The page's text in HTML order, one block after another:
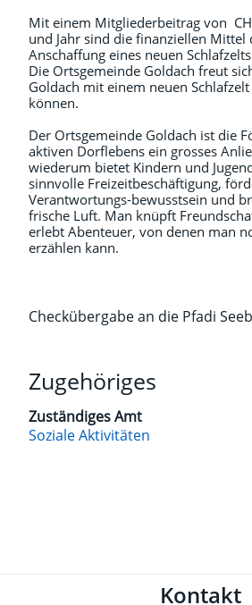
Mit einem Mitgliederbeitrag von
und Jahr sind die finanziellen Mittel
Anschaffung eines neuen
Die Ortsgemeinde Goldach freut
Goldach mit einem neuen
können.
Der Ortsgemeinde Goldach ist die
aktiven Dorflebens ein grosses
wiederum bietet Kindern und
sinnvolle Freizeitbeschäftigung,
Verantwortungs-bewusstsein und
frische Luft. Man knüpft
erlebt Abenteuer, von denen man
erzählen kann.
Checkübergabe an die Pfadi
Zugehöriges
Zuständiges Amt
Soziale Aktivitäten
Kontakt